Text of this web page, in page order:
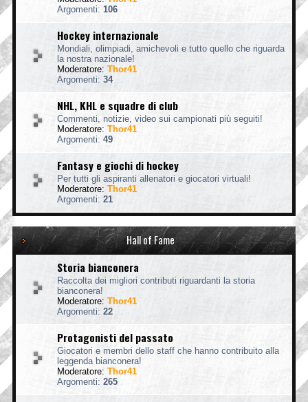
Argomenti: 106
Hockey internazionale
Mondiali, olimpiadi, amichevoli e tutto quello che riguarda
la nostra nazionale!
Moderatore: Thor41
Argomenti: 34
NHL, KHL e squadre di club
Commenti, notizie, video sui campionati più seguiti!
Moderatore: Thor41
Argomenti: 49
Fantasy e giochi di hockey
Per tutti gli aspiranti allenatori e giocatori virtuali!
Moderatore: Thor41
Argomenti: 21
Hall of Fame
Storia bianconera
Raccolta dei migliori contributi riguardanti la storia
bianconera!
Moderatore: Thor41
Argomenti: 22
Protagonisti del passato
Giocatori e membri dello staff che hanno contribuito alla
leggenda bianconera!
Moderatore: Thor41
Argomenti: 265